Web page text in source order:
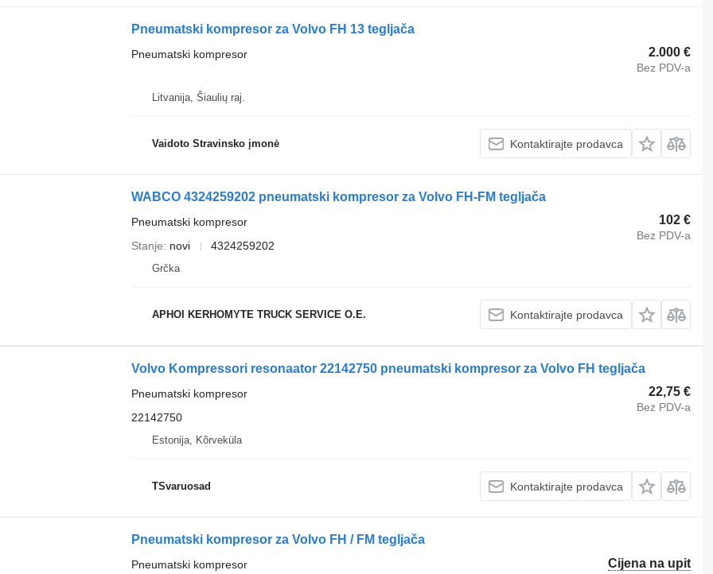
Pneumatski kompresor za Volvo FH 13 tegljača
2.000 €
Bez PDV-a
Pneumatski kompresor
Litvanija, Šiaulių raj.
Vaidoto Stravinsko įmonė Kontaktirajte prodavca
WABCO 4324259202 pneumatski kompresor za Volvo FH-FM tegljača
102 €
Bez PDV-a
Pneumatski kompresor
Stanje
novi 4324259202
Grčka
APHOI KERHOMYTE TRUCK SERVICE O.E. Kontaktirajte prodavca
Volvo Kompressori resonaator 22142750 pneumatski kompresor za Volvo FH tegljača
22,75 €
Bez PDV-a
Pneumatski kompresor
22142750
Estonija, Kõrveküla
TSvaruosad Kontaktirajte prodavca
Pneumatski kompresor za Volvo FH / FM tegljača
Cijena na upit
Pneumatski kompresor